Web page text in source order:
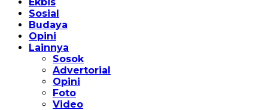
Sosial
Budaya
Opini
Lainnya
Sosok
Advertorial
Opini
Foto
Video